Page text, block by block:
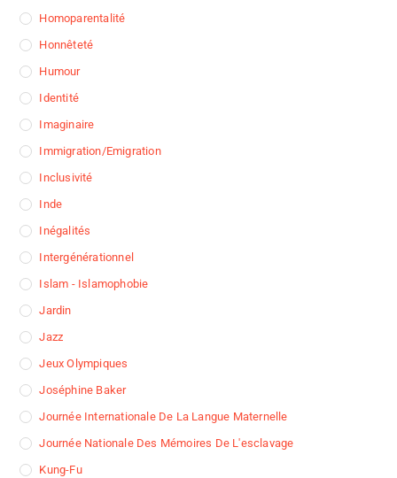
Homoparentalité
Honnêteté
Humour
Identité
Imaginaire
Immigration/Emigration
Inclusivité
Inde
Inégalités
Intergénérationnel
Islam - Islamophobie
Jardin
Jazz
Jeux Olympiques
Joséphine Baker
Journée Internationale De La Langue Maternelle
Journée Nationale Des Mémoires De L'esclavage
Kung-Fu